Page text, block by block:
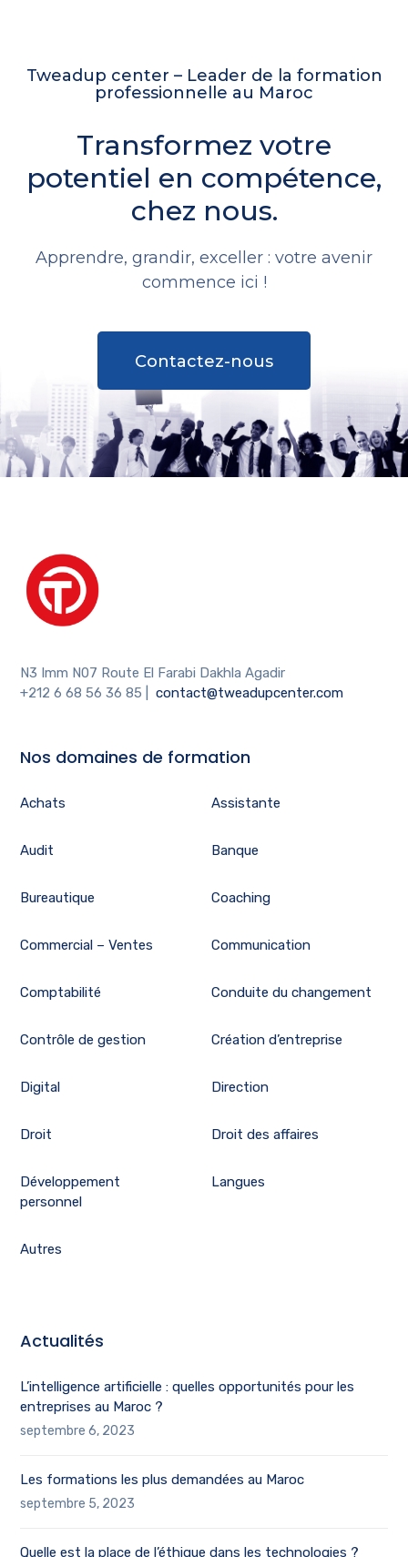
Tweadup center – Leader de la formation
professionnelle au Maroc
Transformez votre
potentiel en compétence,
chez nous.
Apprendre, grandir, exceller : votre avenir
commence ici !
Contactez-nous
N3 Imm N07 Route El Farabi Dakhla Agadir
+212 6 68 56 36 85
|contact@tweadupcenter.com
Nos domaines de formation
Achats Assistante
Audit Banque
Bureautique Coaching
Commercial – Ventes Communication
Comptabilité Conduite du changement
Contrôle de gestion Création d’entreprise
Digital Direction
Droit Droit des affaires
Développement
personnel
Langues
Autres
Actualités
L’intelligence artificielle : quelles opportunités pour les
entreprises au Maroc ?
septembre 6, 2023
Les formations les plus demandées au Maroc
septembre 5, 2023
Quelle est la place de l’éthique dans les technologies ?